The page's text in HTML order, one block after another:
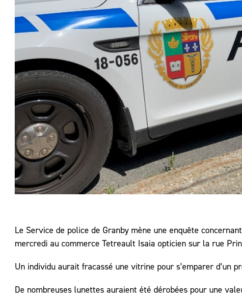
Le Service de police de Granby mène une enquête
mercredi au commerce Tetreault Isaia opticien sur la rue
Un individu aurait fracassé une vitrine pour s’emparer d’un
De nombreuses lunettes auraient été dérobées pour une